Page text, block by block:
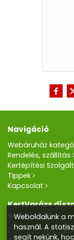
Navigáció
Webáruház
Rendelés, szállítás
Kertépítési
Tippek
Kapcsolat
KertVarázs
webáruház
Cím: 5100
Weboldalunk a
használ. A
segít nekünk,